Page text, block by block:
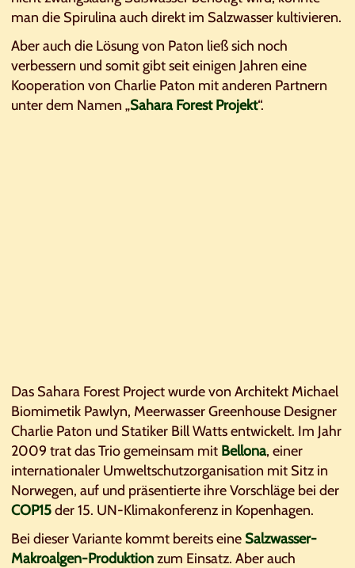
man die Spirulina auch direkt im Salzwasser kultivieren.
Aber auch die Lösung von Paton ließ sich noch
verbessern und somit gibt seit einigen Jahren eine
Kooperation von Charlie Paton mit anderen Partnern
unter dem Namen „Sahara Forest Projekt“.
Das Sahara Forest Project wurde von Architekt Michael
Biomimetik Pawlyn, Meerwasser Greenhouse Designer
Charlie Paton und Statiker Bill Watts entwickelt. Im Jahr
2009 trat das Trio gemeinsam mit Bellona, einer
internationaler Umweltschutzorganisation mit Sitz in
Norwegen, auf und präsentierte ihre Vorschläge bei der
COP15der 15. UN-Klimakonferenz in Kopenhagen.
Bei dieser Variante kommt bereits eine Salzwasser-
Makroalgen-Produktionzum Einsatz. Aber auch